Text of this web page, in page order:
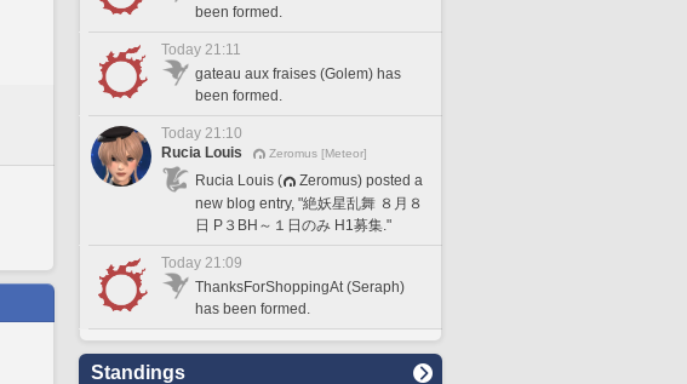
been formed.
Today 21:11
gateau aux fraises (Golem) has
been formed.
Today 21:10
Rucia Louis
Zeromus [Meteor]
Rucia Louis (
Zeromus) posted a
new blog entry, "絶妖星乱舞 ８月８
日 P３BH～１日のみ H1募集."
Today 21:09
ThanksForShoppingAt (Seraph)
has been formed.
Standings